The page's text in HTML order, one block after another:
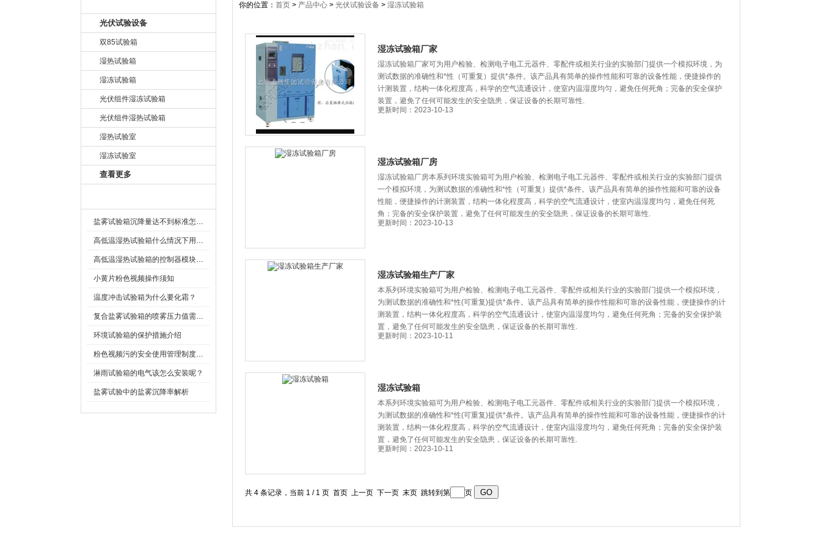
光伏试验设备
双85试验箱
湿热试验箱
湿冻试验箱
光伏组件湿冻试验箱
光伏组件湿热试验箱
湿热试验室
湿冻试验室
查看更多
盐雾试验箱沉降量达不到标准怎么办
高低温湿热试验箱什么情况下用复叠制冷
高低温湿热试验箱的控制器模块选择介绍
小黄片粉色视频操作须知
温度冲击试验箱为什么要化霜？
复合盐雾试验箱的喷雾压力值需要多大
环境试验箱的保护措施介绍
粉色视频污的安全使用管理制度该如何建立？
淋雨试验箱的电气该怎么安装呢？
盐雾试验中的盐雾沉降率解析
你的位置： 首页 > 产品中心 > 光伏试验设备 > 湿冻试验箱
湿冻试验箱厂家
湿冻试验箱厂家可为用户检验、检测电子电工元器件、零配件或相关行业的实验部门提供一个模拟环境，为
测试数据的准确性和*性（可重复）提供*条件。该产品具有简单的操作性能和可靠的设备性能，便捷操作的
计测装置，结构一体化程度高，科学的空气流通设计，使室内温湿度均匀，避免任何死角；完备的安全保护
装置，避免了任何可能发生的安全隐患，保证设备的长期可靠性.
更新时间：2023-10-13
湿冻试验箱厂房
湿冻试验箱厂房本系列环境实验箱可为用户检验、检测电子电工元器件、零配件或相关行业的实验部门提供
一个模拟环境，为测试数据的准确性和*性（可重复）提供*条件。该产品具有简单的操作性能和可靠的设备
性能，便捷操作的计测装置，结构一体化程度高，科学的空气流通设计，使室内温湿度均匀，避免任何死
角；完备的安全保护装置，避免了任何可能发生的安全隐患，保证设备的长期可靠性.
更新时间：2023-10-13
湿冻试验箱生产厂家
本系列环境实验箱可为用户检验、检测电子电工元器件、零配件或相关行业的实验部门提供一个模拟环境，
为测试数据的准确性和*性(可重复)提供*条件。该产品具有简单的操作性能和可靠的设备性能，便捷操作的计
测装置，结构一体化程度高，科学的空气流通设计，使室内温湿度均匀，避免任何死角；完备的安全保护装
置，避免了任何可能发生的安全隐患，保证设备的长期可靠性.
更新时间：2023-10-11
湿冻试验箱
本系列环境实验箱可为用户检验、检测电子电工元器件、零配件或相关行业的实验部门提供一个模拟环境，
为测试数据的准确性和*性(可重复)提供*条件。该产品具有简单的操作性能和可靠的设备性能，便捷操作的计
测装置，结构一体化程度高，科学的空气流通设计，使室内温湿度均匀，避免任何死角；完备的安全保护装
置，避免了任何可能发生的安全隐患，保证设备的长期可靠性.
更新时间：2023-10-11
共 4 条记录，当前 1 / 1 页 首页 上一页 下一页 末页 跳转到第 页